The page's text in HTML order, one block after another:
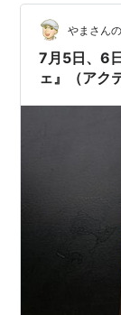
点。 飲食店
月1日から7月
キャンペーン
やまさん
7月5日、6
ェ』（アク